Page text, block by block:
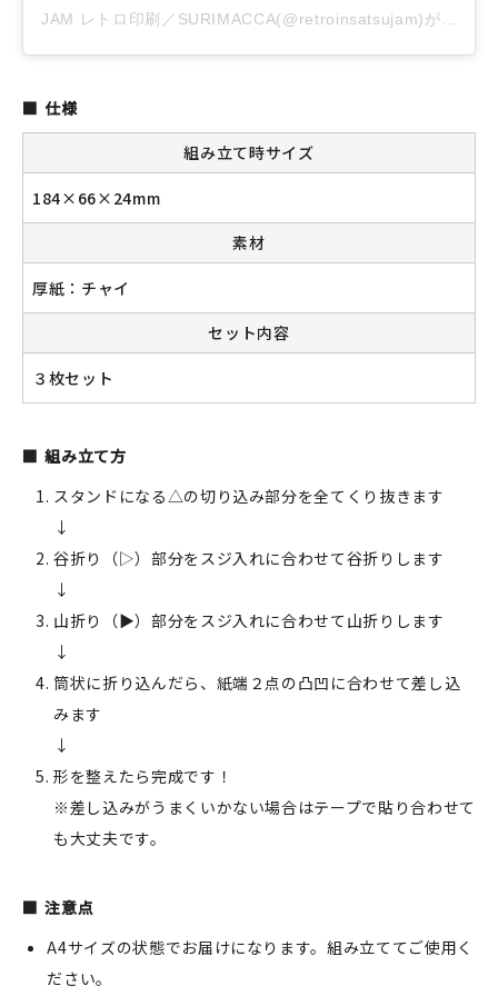
仕様
組み立て時サイズ
184×66×24mm
素材
厚紙：チャイ
セット内容
３枚セット
組み立て方
スタンドになる△の切り込み部分を全てくり抜きます
↓
谷折り（▷）部分をスジ入れに合わせて谷折りします
↓
山折り（▶）部分をスジ入れに合わせて山折りします
↓
筒状に折り込んだら、紙端２点の凸凹に合わせて差し込
みます
↓
形を整えたら完成です！
※差し込みがうまくいかない場合はテープで貼り合わせて
も大丈夫です。
注意点
A4サイズの状態でお届けになります。組み立ててご使用く
ださい。